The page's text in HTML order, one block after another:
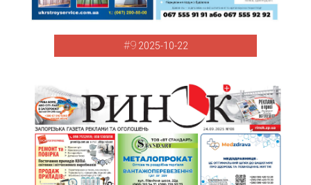
#9 2025-10-22